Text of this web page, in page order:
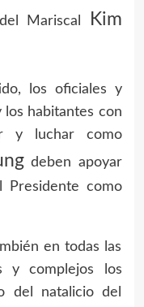
Mariscal
Kim
los oficiales y
los habitantes con
y luchar como
deben apoyar
Presidente como
en todas las
y complejos los
del natalicio del